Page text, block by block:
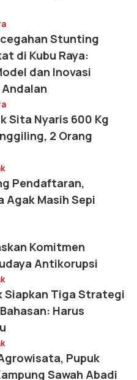
Stunting
di Kubu Raya:
dan Inovasi
Sita Nyaris 600 Kg
2 Orang
Pendaftaran,
Agak Masih Sepi
Komitmen
Antikorupsi
Siapkan Tiga Strategi
Harus
Pupuk
Sawah Abadi